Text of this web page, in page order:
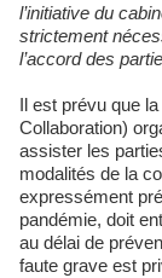
l’initiative du
strictement
l’accord des
Il est prévu que
Collaboration)
assister les
modalités de la
expressément
pandémie, doit
au délai de
faute grave est